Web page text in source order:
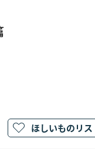
ほしいものリ